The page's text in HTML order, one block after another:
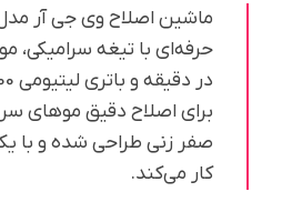
برای اصلاح دقیق موهای
کار می‌کند.